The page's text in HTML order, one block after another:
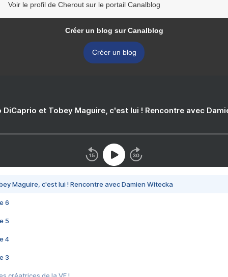
Voir le profil de Cherout sur le portail Canalblog
Créer un blog sur Canalblog
Créer un blog
DiCaprio et Tobey Maguire, c'est lui ! Rencontre avec
Maguire, c'est lui ! Rencontre avec Damien Witecka
6
5
4
3